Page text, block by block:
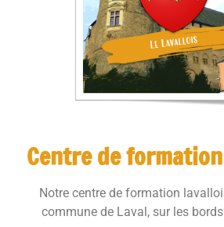
Centre de formation
Notre centre de formation
commune de Laval, sur les